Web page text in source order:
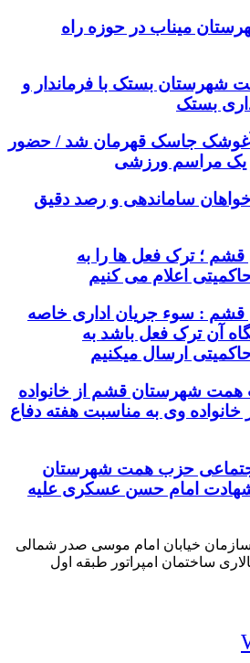
میناب در حوزه راه
شهرستان بستک با فرماندار و
بستک
آغوشک جاسک قهرمان شد / حضور
مراسم ورزشی
ساماندهی و رصد دقیق
؛ ترک فعل ها را به
اعلام می کنیم
: سوء جریان اداری خاصه
آن ترک فعل باشد به
ارسال میکنیم
همت شهرستان قشم از خانواده
خانواده وی به مناسبت هفته دفاع
حزب همت شهرستان
امام حسن عسکری علیه
سازمان خیابان امام موسی صدر شمالی
ساختمان امپراتور طبقه اول